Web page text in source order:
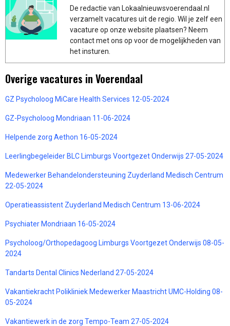
De redactie van Lokaalnieuwsvoerendaal.nl
verzamelt vacatures uit de regio. Wil je zelf een
vacature op onze website plaatsen? Neem
contact met ons op voor de mogelijkheden van
het insturen.
Overige vacatures in Voerendaal
GZ Psycholoog MiCare Health Services 12-05-2024
GZ-Psycholoog Mondriaan 11-06-2024
Helpende zorg Aethon 16-05-2024
Leerlingbegeleider BLC Limburgs Voortgezet Onderwijs 27-05-2024
Medewerker Behandelondersteuning Zuyderland Medisch Centrum
22-05-2024
Operatieassistent Zuyderland Medisch Centrum 13-06-2024
Psychiater Mondriaan 16-05-2024
Psycholoog/Orthopedagoog Limburgs Voortgezet Onderwijs 08-05-
2024
Tandarts Dental Clinics Nederland 27-05-2024
Vakantiekracht Polikliniek Medewerker Maastricht UMC-Holding 08-
05-2024
Vakantiewerk in de zorg Tempo-Team 27-05-2024